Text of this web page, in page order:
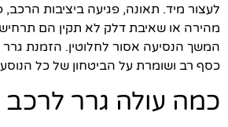
לעצור מיד. תאונה, פגיעה ביציבות
מהירה או שאיבת דלק לא תקין הם
המשך הנסיעה אסור לחלוטין. הזמנת גרר
כסף רב ושומרת על הביטחון של כל
כמה עולה גרר